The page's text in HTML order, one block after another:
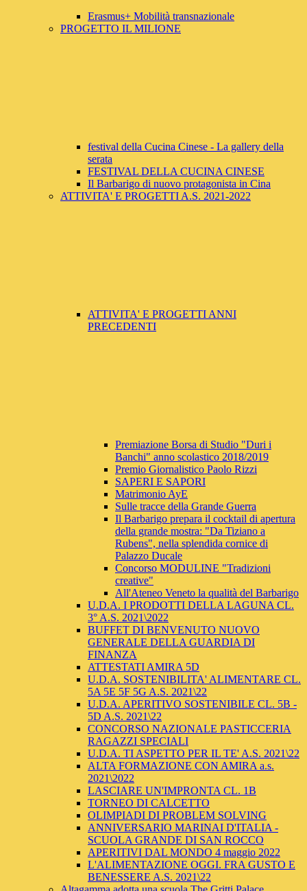
Erasmus+ Mobilità transnazionale
PROGETTO IL MILIONE
festival della Cucina Cinese - La gallery della
serata
FESTIVAL DELLA CUCINA CINESE
Il Barbarigo di nuovo protagonista in Cina
ATTIVITA' E PROGETTI A.S. 2021-2022
ATTIVITA' E PROGETTI ANNI
PRECEDENTI
Premiazione Borsa di Studio "Duri i
Banchi" anno scolastico 2018/2019
Premio Giornalistico Paolo Rizzi
SAPERI E SAPORI
Matrimonio AyE
Sulle tracce della Grande Guerra
Il Barbarigo prepara il cocktail di apertura
della grande mostra: "Da Tiziano a
Rubens", nella splendida cornice di
Palazzo Ducale
Concorso MODULINE "Tradizioni
creative"
All'Ateneo Veneto la qualità del Barbarigo
U.D.A. I PRODOTTI DELLA LAGUNA CL.
3° A.S. 2021\2022
BUFFET DI BENVENUTO NUOVO
GENERALE DELLA GUARDIA DI
FINANZA
ATTESTATI AMIRA 5D
U.D.A. SOSTENIBILITA' ALIMENTARE CL.
5A 5E 5F 5G A.S. 2021\22
U.D.A. APERITIVO SOSTENIBILE CL. 5B -
5D A.S. 2021\22
CONCORSO NAZIONALE PASTICCERIA
RAGAZZI SPECIALI
U.D.A. TI ASPETTO PER IL TE' A.S. 2021\22
ALTA FORMAZIONE CON AMIRA a.s.
2021\2022
LASCIARE UN'IMPRONTA CL. 1B
TORNEO DI CALCETTO
OLIMPIADI DI PROBLEM SOLVING
ANNIVERSARIO MARINAI D'ITALIA -
SCUOLA GRANDE DI SAN ROCCO
APERITIVI DAL MONDO 4 maggio 2022
L'ALIMENTAZIONE OGGI. FRA GUSTO E
BENESSERE A.S. 2021\22